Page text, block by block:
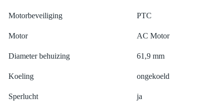
Motorbeveiliging PTC
Motor AC Motor
Diameter behuizing 61,9 mm
Koeling ongekoeld
Sperlucht ja